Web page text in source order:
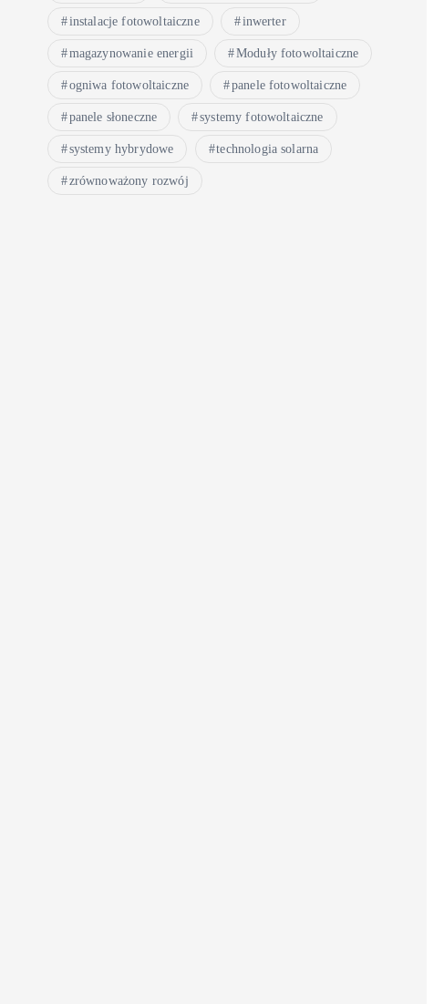
instalacje fotowoltaiczne inwerter
magazynowanie energii Moduły fotowoltaiczne
ogniwa fotowoltaiczne panele fotowoltaiczne
panele słoneczne systemy fotowoltaiczne
systemy hybrydowe technologia solarna
zrównoważony rozwój